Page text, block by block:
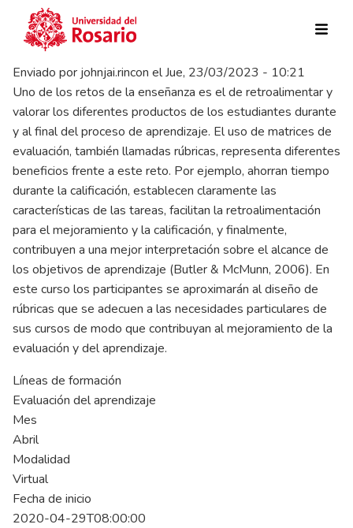
Pasar al contenido principal
Enviado por johnjai.rincon elJue, 23/03/2023 - 10:21
Uno de los retos de la enseñanza es el de retroalimentar y
valorar los diferentes productos de los estudiantes durante
y al final del proceso de aprendizaje. El uso de matrices de
evaluación, también llamadas rúbricas, representa diferentes
beneficios frente a este reto. Por ejemplo, ahorran tiempo
durante la calificación, establecen claramente las
características de las tareas, facilitan la retroalimentación
para el mejoramiento y la calificación, y finalmente,
contribuyen a una mejor interpretación sobre el alcance de
los objetivos de aprendizaje (Butler & McMunn, 2006). En
este curso los participantes se aproximarán al diseño de
rúbricas que se adecuen a las necesidades particulares de
sus cursos de modo que contribuyan al mejoramiento de la
evaluación y del aprendizaje.
Líneas de formación
Evaluación del aprendizaje
Mes
Abril
Modalidad
Virtual
Fecha de inicio
2020-04-29T08:00:00